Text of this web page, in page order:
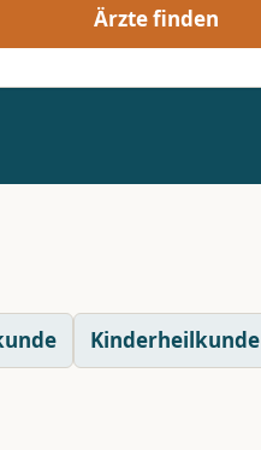
Ärzte finden
Kinderheilkunde